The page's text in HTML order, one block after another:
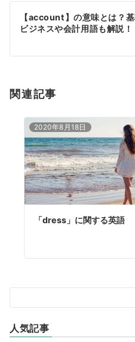
ン
【account】の意味とは？
ビジネスや会計用語も解説！
関連記事
2020年8月18日
「dress」に関する英語
人気記事